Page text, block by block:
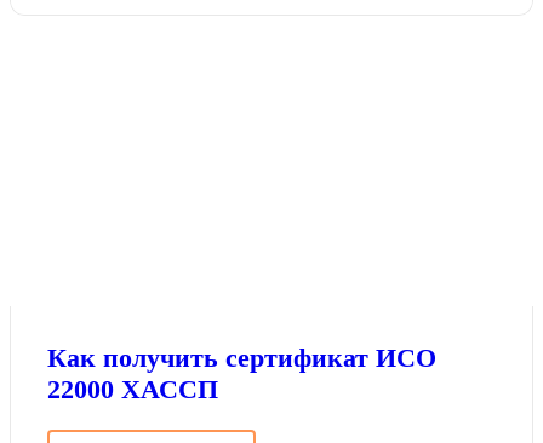
Как получить сертификат ИСО
22000 ХАССП